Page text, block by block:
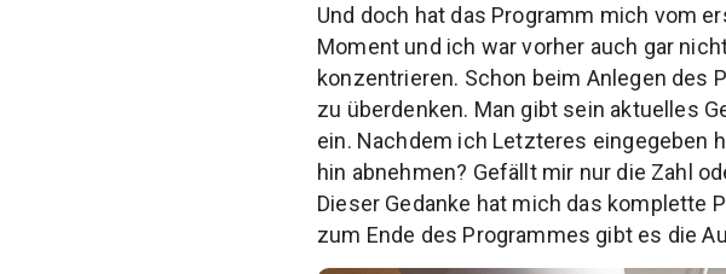
Und doch hat das Programm mich vom
Moment und ich war vorher auch gar
konzentrieren. Schon beim Anlegen des
zu überdenken. Man gibt sein aktuelles
ein. Nachdem ich Letzteres eingegeben
hin abnehmen? Gefällt mir nur die Zahl
Dieser Gedanke hat mich das komplette
zum Ende des Programmes gibt es die